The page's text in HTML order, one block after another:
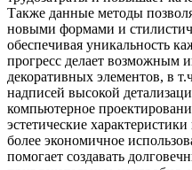
Также данные методы
новыми формами и
обеспечивая уникальность
прогресс делает возможным
декоративных элементов, в
надписей высокой
компьютерное
эстетические
более экономичное
помогает создавать